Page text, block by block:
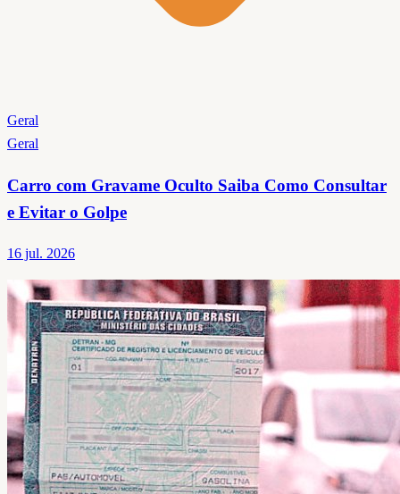
Geral
Geral
Carro com Gravame Oculto Saiba Como Consultar
e Evitar o Golpe
16 jul. 2026